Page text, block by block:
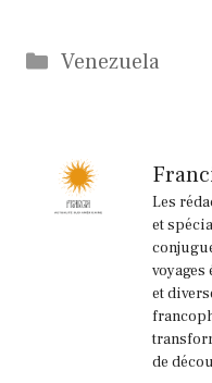
Catégories
Venezuela
Les
et
et
de